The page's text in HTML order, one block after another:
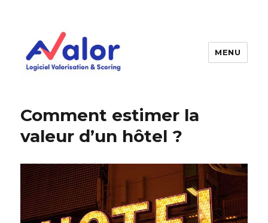
et fonds de commerce
MENU
Comment estimer la
valeur d’un hôtel ?